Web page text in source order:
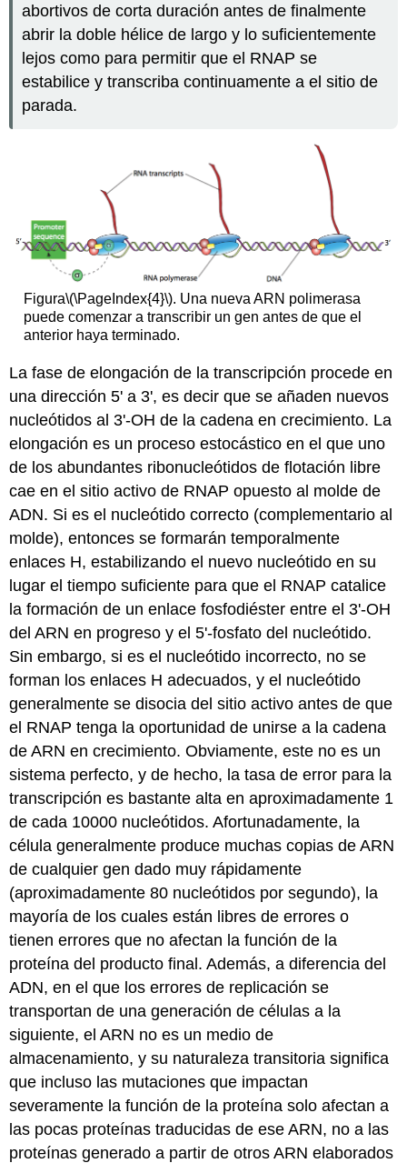
abortivos de corta duración antes de finalmente
abrir la doble hélice de largo y lo suficientemente
lejos como para permitir que el RNAP se
estabilice y transcriba continuamente a el sitio de
parada.
Figura\(\PageIndex{4}\). Una nueva ARN polimerasa
puede comenzar a transcribir un gen antes de que el
anterior haya terminado.
La fase de elongación de la transcripción procede en
una dirección 5' a 3', es decir que se añaden nuevos
nucleótidos al 3'-OH de la cadena en crecimiento. La
elongación es un proceso estocástico en el que uno
de los abundantes ribonucleótidos de flotación libre
cae en el sitio activo de RNAP opuesto al molde de
ADN. Si es el nucleótido correcto (complementario al
molde), entonces se formarán temporalmente
enlaces H, estabilizando el nuevo nucleótido en su
lugar el tiempo suficiente para que el RNAP catalice
la formación de un enlace fosfodiéster entre el 3'-OH
del ARN en progreso y el 5'-fosfato del nucleótido.
Sin embargo, si es el nucleótido incorrecto, no se
forman los enlaces H adecuados, y el nucleótido
generalmente se disocia del sitio activo antes de que
el RNAP tenga la oportunidad de unirse a la cadena
de ARN en crecimiento. Obviamente, este no es un
sistema perfecto, y de hecho, la tasa de error para la
transcripción es bastante alta en aproximadamente 1
de cada 10000 nucleótidos. Afortunadamente, la
célula generalmente produce muchas copias de ARN
de cualquier gen dado muy rápidamente
(aproximadamente 80 nucleótidos por segundo), la
mayoría de los cuales están libres de errores o
tienen errores que no afectan la función de la
proteína del producto final. Además, a diferencia del
ADN, en el que los errores de replicación se
transportan de una generación de células a la
siguiente, el ARN no es un medio de
almacenamiento, y su naturaleza transitoria significa
que incluso las mutaciones que impactan
severamente la función de la proteína solo afectan a
las pocas proteínas traducidas de ese ARN, no a las
proteínas generado a partir de otros ARN elaborados